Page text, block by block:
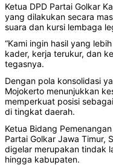
Ketua DPD Partai Golkar
yang dilakukan secara
suara dan kursi lembaga
“Kami ingin hasil yang
kader, kerja terukur, dan
tegasnya.
Dengan pola konsolidasi
Mojokerto menunjukkan
memperkuat posisi
di tingkat daerah.
Ketua Bidang
Partai Golkar Jawa Timur,
digelar merupakan tindak
hingga kabupaten.